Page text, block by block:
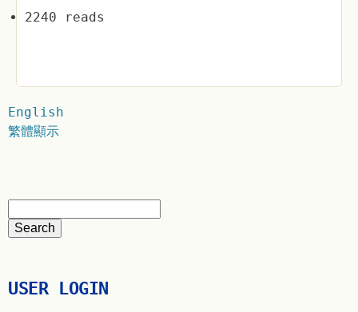
2240 reads
English
繁體顯示
USER LOGIN